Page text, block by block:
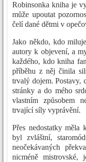
Robinsonka kniha je
může upoutat
čelí dané dětmi v
Jako někdo, kdo
autory k objevení, a
každého, kdo kniha
příběhu z něj činila
trvalý dojem. Postavy,
stránky a do mého
vlastním způsobem
trvající síly vyprávění.
Přes nedostatky
byl zvláštní,
neočekávaných
nicméně mistrovské,